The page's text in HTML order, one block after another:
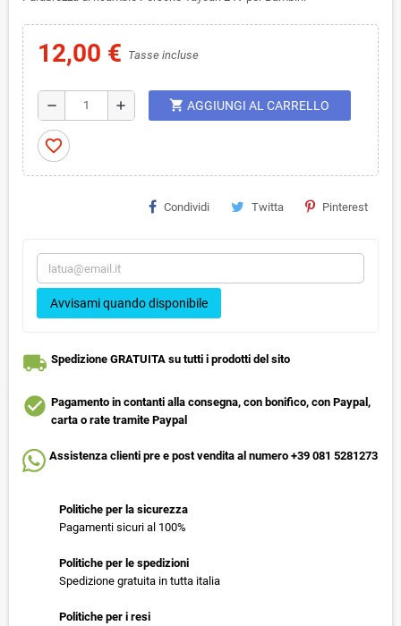
12,00 € Tasse incluse
remove add shopping_cart AGGIUNGI AL CARRELLO
favorite_border
Condividi Twitta Pinterest
Avvisami quando disponibile
local_shipping Spedizione GRATUITA su tutti i prodotti del sito
check_circle Pagamento in contanti alla consegna, con bonifico, con Paypal,
carta o rate tramite Paypal
Assistenza clienti pre e post vendita al numero +39 081 5281273
Politiche per la sicurezza
Pagamenti sicuri al 100%
Politiche per le spedizioni
Spedizione gratuita in tutta italia
Politiche per i resi